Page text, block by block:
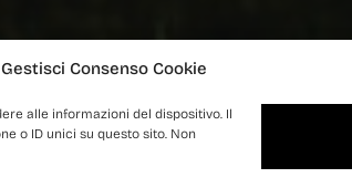
Gestisci Consenso Cookie
alle informazioni del dispositivo. Il
o ID unici su questo sito. Non